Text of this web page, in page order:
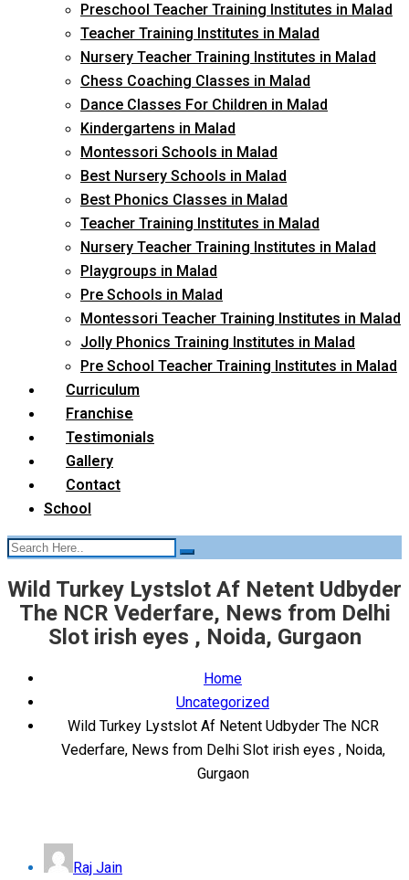
Preschool Teacher Training Institutes in Malad
Teacher Training Institutes in Malad
Nursery Teacher Training Institutes in Malad
Chess Coaching Classes in Malad
Dance Classes For Children in Malad
Kindergartens in Malad
Montessori Schools in Malad
Best Nursery Schools in Malad
Best Phonics Classes in Malad
Teacher Training Institutes in Malad
Nursery Teacher Training Institutes in Malad
Playgroups in Malad
Pre Schools in Malad
Montessori Teacher Training Institutes in Malad
Jolly Phonics Training Institutes in Malad
Pre School Teacher Training Institutes in Malad
Curriculum
Franchise
Testimonials
Gallery
Contact
School
Wild Turkey Lystslot Af Netent Udbyder
The NCR Vederfare, News from Delhi
Slot irish eyes , Noida, Gurgaon
Home
Uncategorized
Wild Turkey Lystslot Af Netent Udbyder The NCR
Vederfare, News from Delhi Slot irish eyes , Noida,
Gurgaon
Raj Jain